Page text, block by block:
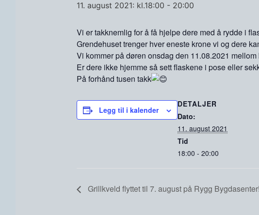
11. august 2021: kl.18:00 - 20:00
Vi er takknemlig for å få hjelpe dere med å rydde i
Grendehuset trenger hver eneste krone vi og dere
Vi kommer på døren onsdag den 11.08.2021
Er dere ikke hjemme så sett flaskene i pose eller
På forhånd tusen takk
Legg til i kalender
DETALJER
Dato:
11. august 2021
Tid
18:00 - 20:00
Grillkveld flyttet til 7. august på Rygg Bygdasenter!